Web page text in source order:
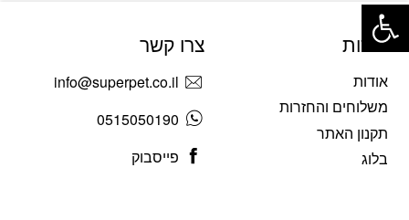
אודות
אודות
משלוחים והחזרות
תקנון האתר
בלוג
צרו קשר
info@superpet.co.il
0515050190
פייסבוק